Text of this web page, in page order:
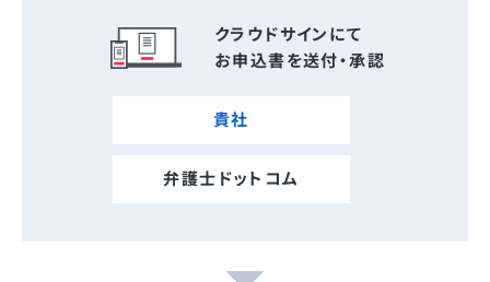
クラウドサインにて
お申込書を送付・承認
貴社
弁護士ドットコム